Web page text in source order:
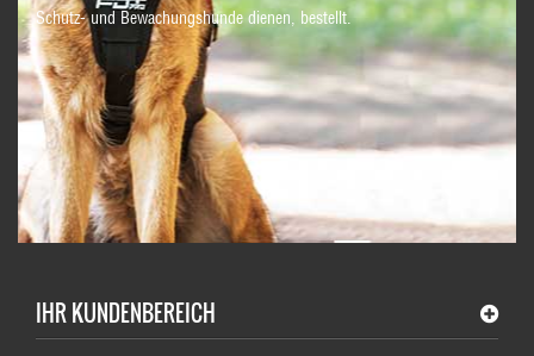
Schutz- und Bewachungshunde dienen, bestellt.
IHR KUNDENBEREICH